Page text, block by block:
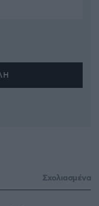
Σχολιασμένα